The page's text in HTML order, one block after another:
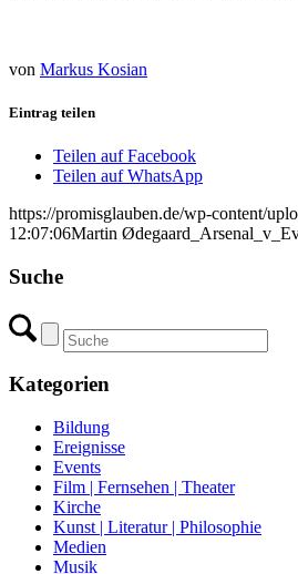
von Markus Kosian
Eintrag teilen
Teilen auf Facebook
Teilen auf WhatsApp
https://promisglauben.de/wp-content/
12:07:06Martin
Suche
Kategorien
Bildung
Ereignisse
Events
Film | Fernsehen | Theater
Kirche
Kunst | Literatur | Philosophie
Medien
Musik